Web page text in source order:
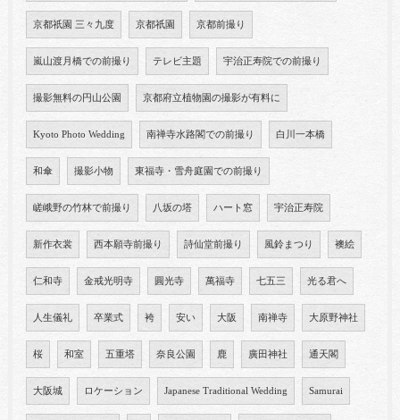
京都祇園 三々九度 京都祇園 京都前撮り
嵐山渡月橋での前撮り テレビ主題 宇治正寿院での前撮り
撮影無料の円山公園 京都府立植物園の撮影が有料に
Kyoto Photo Wedding 南禅寺水路閣での前撮り 白川一本橋
和傘 撮影小物 東福寺・雪舟庭園での前撮り
嵯峨野の竹林で前撮り 八坂の塔 ハート窓 宇治正寿院
新作衣裳 西本願寺前撮り 詩仙堂前撮り 風鈴まつり 襖絵
仁和寺 金戒光明寺 圓光寺 萬福寺 七五三 光る君へ
人生儀礼 卒業式 袴 安い 大阪 南禅寺 大原野神社
桜 和室 五重塔 奈良公園 鹿 廣田神社 通天閣
大阪城 ロケーション Japanese Traditional Wedding Samurai